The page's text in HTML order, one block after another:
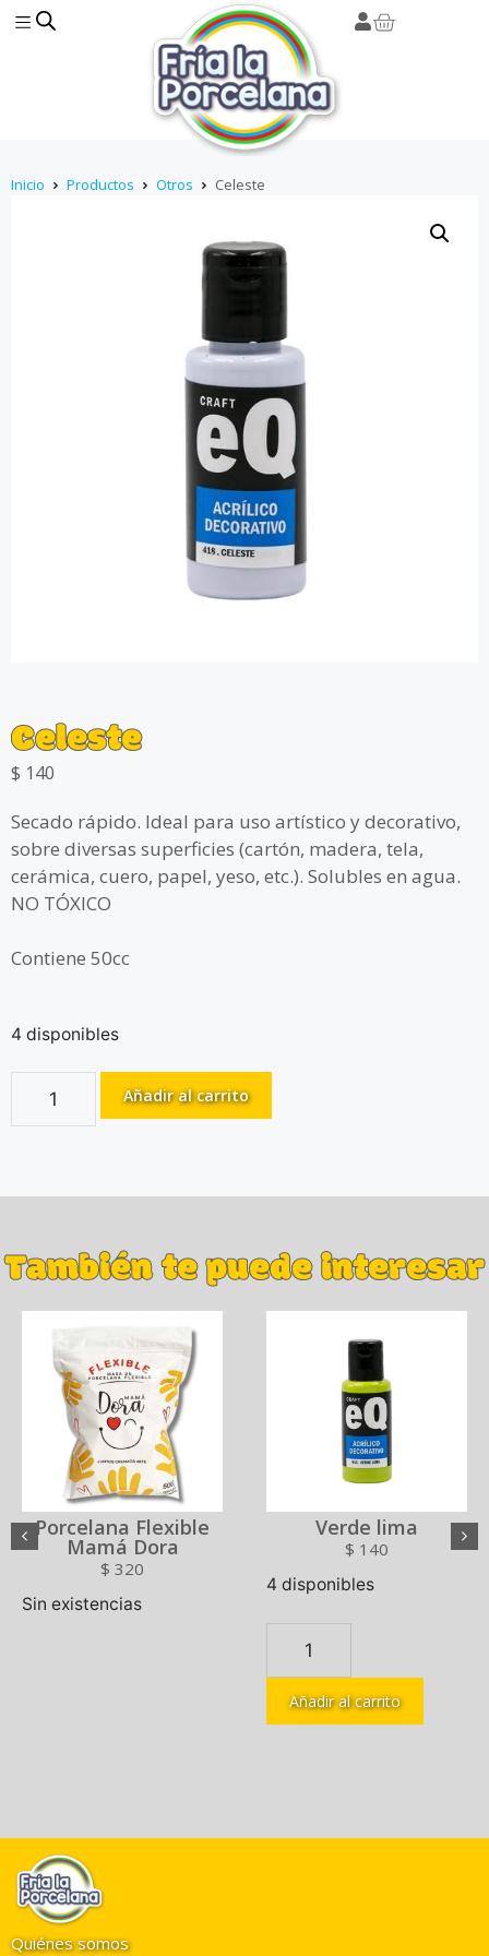
Inicio Productos Otros Celeste
Celeste
$ 140
Secado rápido. Ideal para uso artístico y decorativo,
sobre diversas superficies (cartón, madera, tela,
cerámica, cuero, papel, yeso, etc.). Solubles en agua.
NO TÓXICO
Contiene 50cc
4 disponibles
Añadir al carrito
También te puede interesar
Porcelana Flexible
Mamá Dora
$ 320
Sin existencias
Verde lima
$ 140
4 disponibles
Añadir al carrito
Quiénes somos